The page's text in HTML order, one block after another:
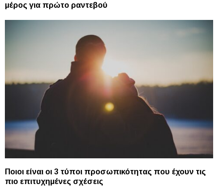
μέρος για πρώτο ραντεβού
Ποιοι είναι οι 3 τύποι προσωπικότητας που έχουν τις
πιο επιτυχημένες σχέσεις